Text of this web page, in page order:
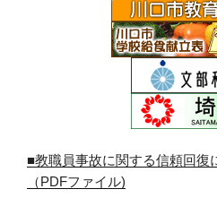
■教職員事故に関する信頼回復
（PDFファイル)